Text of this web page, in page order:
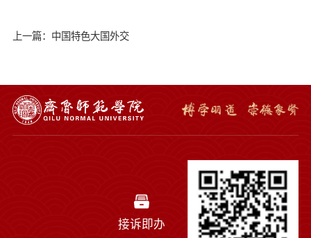
上一篇：中国特色大国外交
接诉即办